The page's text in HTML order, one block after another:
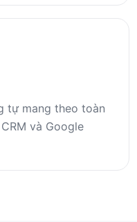
tự mang theo toàn
và Google